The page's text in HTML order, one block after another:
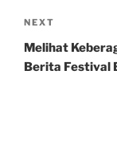
Next
Post
NEXT
Melihat
Berita Festival